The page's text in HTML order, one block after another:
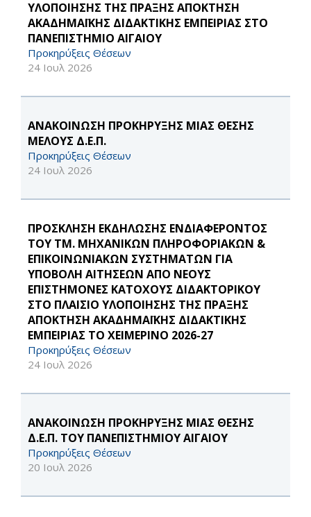
ΥΛΟΠΟΙΗΣΗΣ ΤΗΣ ΠΡΑΞΗΣ ΑΠΟΚΤΗΣΗ
ΑΚΑΔΗΜΑΪΚΗΣ ΔΙΔΑΚΤΙΚΗΣ ΕΜΠΕΙΡΙΑΣ ΣΤΟ
ΠΑΝΕΠΙΣΤΗΜΙΟ ΑΙΓΑΙΟΥ
Προκηρύξεις Θέσεων
24 Ιουλ 2026
ΑΝΑΚΟΙΝΩΣΗ ΠΡΟΚΗΡΥΞΗΣ ΜΙΑΣ ΘΕΣΗΣ
ΜΕΛΟΥΣ Δ.Ε.Π.
Προκηρύξεις Θέσεων
24 Ιουλ 2026
ΠΡΟΣΚΛΗΣΗ ΕΚΔΗΛΩΣΗΣ ΕΝΔΙΑΦΕΡΟΝΤΟΣ
ΤΟΥ ΤΜ. ΜΗΧΑΝΙΚΩΝ ΠΛΗΡΟΦΟΡΙΑΚΩΝ &
ΕΠΙΚΟΙΝΩΝΙΑΚΩΝ ΣΥΣΤΗΜΑΤΩΝ ΓΙΑ
ΥΠΟΒΟΛΗ ΑΙΤΗΣΕΩΝ ΑΠΟ ΝΕΟΥΣ
ΕΠΙΣΤΗΜΟΝΕΣ ΚΑΤΟΧΟΥΣ ΔΙΔΑΚΤΟΡΙΚΟΥ
ΣΤΟ ΠΛΑΙΣΙΟ ΥΛΟΠΟΙΗΣΗΣ ΤΗΣ ΠΡΑΞΗΣ
ΑΠΟΚΤΗΣΗ ΑΚΑΔΗΜΑΪΚΗΣ ΔΙΔΑΚΤΙΚΗΣ
ΕΜΠΕΙΡΙΑΣ ΤΟ ΧΕΙΜΕΡΙΝΟ 2026-27
Προκηρύξεις Θέσεων
24 Ιουλ 2026
ΑΝΑΚΟΙΝΩΣΗ ΠΡΟΚΗΡΥΞΗΣ ΜΙΑΣ ΘΕΣΗΣ
Δ.Ε.Π. ΤΟΥ ΠΑΝΕΠΙΣΤΗΜΙΟΥ ΑΙΓΑΙΟΥ
Προκηρύξεις Θέσεων
20 Ιουλ 2026